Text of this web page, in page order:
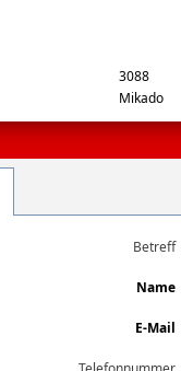
3088
Mikado
Betreff
Name
E-Mail